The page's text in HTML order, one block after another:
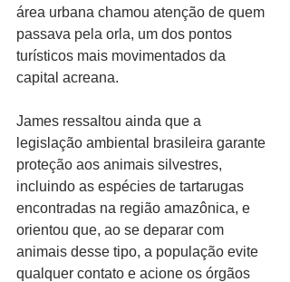
área urbana chamou atenção de quem
passava pela orla, um dos pontos
turísticos mais movimentados da
capital acreana.
James ressaltou ainda que a
legislação ambiental brasileira garante
proteção aos animais silvestres,
incluindo as espécies de tartarugas
encontradas na região amazônica, e
orientou que, ao se deparar com
animais desse tipo, a população evite
qualquer contato e acione os órgãos